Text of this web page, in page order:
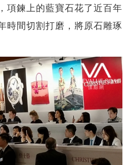
項鍊上的藍寶石花了近百年
時間切割打磨，將原石雕琢